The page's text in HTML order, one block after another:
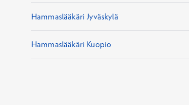
Hammaslääkäri Jyväskylä
Hammaslääkäri Kuopio